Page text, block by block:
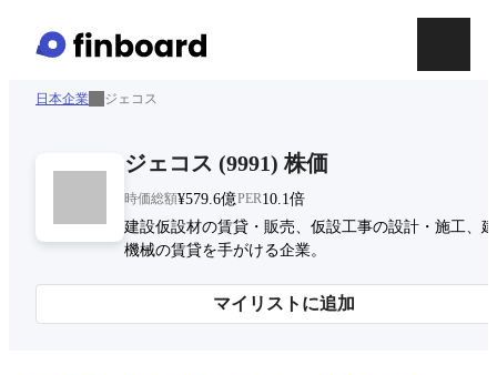
日本企業 ジェコス
ジェコス (9991) 株価
時価総額¥579.6億PER10.1倍
建設仮設材の賃貸・販売、仮設工事の設計・施工、
機械の賃貸を手がける企業。
マイリストに追加